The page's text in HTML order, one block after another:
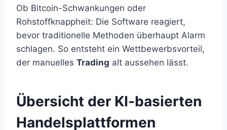
Ob Bitcoin-Schwankungen oder
Rohstoffknappheit: Die Software reagiert,
bevor traditionelle Methoden überhaupt Alarm
schlagen. So entsteht ein Wettbewerbsvorteil,
der manuelles Trading alt aussehen lässt.
Übersicht der KI-basierten
Handelsplattformen